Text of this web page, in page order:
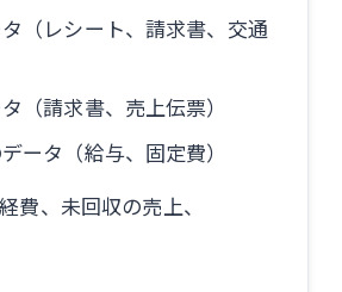
（レシート、請求書、交通
（請求書、売上伝票）
ータ（給与、固定費）
費、未回収の売上、